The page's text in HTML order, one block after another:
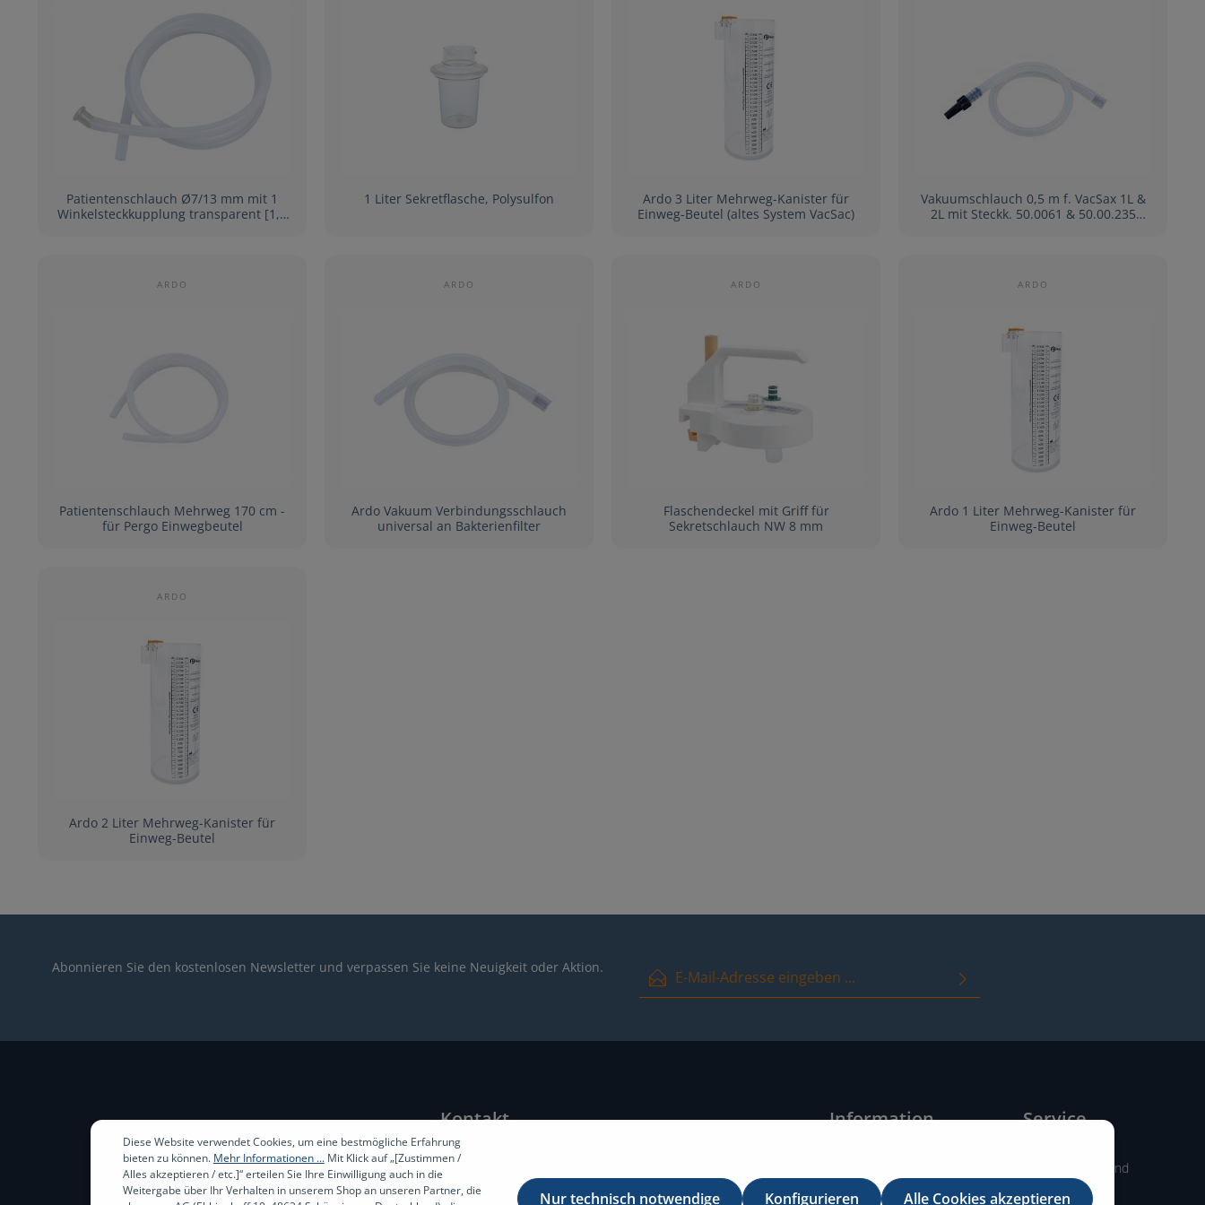
Patientenschlauch Ø7/13 mm mit 1
Winkelsteckkupplung transparent [1,7
1 Liter Sekretflasche, Polysulfon
Ardo 3 Liter Mehrweg-Kanister für
Einweg-Beutel (altes System VacSac)
Vakuumschlauch 0,5 m f. VacSax 1L &
2L mit Steckk. 50.0061 & 50.00.235
ARDO
Patientenschlauch Mehrweg 170 cm -
für Pergo Einwegbeutel
ARDO
Ardo Vakuum Verbindungsschlauch
universal an Bakterienfilter
ARDO
Flaschendeckel mit Griff für
Sekretschlauch NW 8 mm
ARDO
Ardo 1 Liter Mehrweg-Kanister für
Einweg-Beutel
ARDO
Ardo 2 Liter Mehrweg-Kanister für
Einweg-Beutel
Abonnieren Sie den kostenlosen Newsletter und verpassen Sie keine Neuigkeit oder Aktion. E-Mail-Adresse*
Kontakt
Unterstützung und Beratung über
+49 (0)33 28 / 47 57 60
info@vetshop.de
Information
Impressum
Service
Zahlung & Versand
AGB's
Diese Website verwendet Cookies, um eine bestmögliche Erfahrung
bieten zu können. Mehr Informationen ...Mit Klick auf „[Zustimmen /
Alles akzeptieren / etc.]“ erteilen Sie Ihre Einwilligung auch in die
Weitergabe über Ihr Verhalten in unserem Shop an unseren Partner, die
Nur technisch notwendige Konfigurieren Alle Cookies akzeptieren